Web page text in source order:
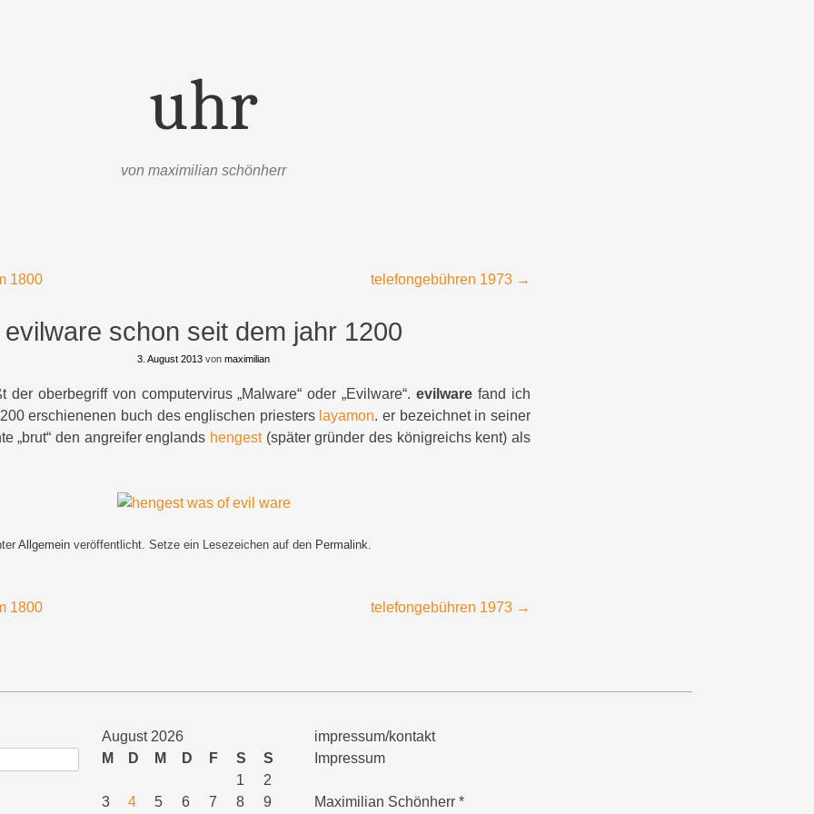
uhr
von maximilian schönherr
1800 telefongebühren 1973 →
evilware schon seit dem jahr 1200
3. August 2013 von maximilian
der oberbegriff von computervirus „Malware“ oder „Evilware“.evilware fand ich
erschienenen buch des englischen priesters layamon. er bezeichnet in seiner
„brut“ den angreifer englands hengest(später gründer des königreichs kent) als
Allgemein veröffentlicht. Setze ein Lesezeichen auf den Permalink.
1800 telefongebühren 1973 →
August 2026
M
D M D F S
S
1
2
3
4 5 6 7 8 9
impressum/kontakt
Impressum
Maximilian Schönherr *